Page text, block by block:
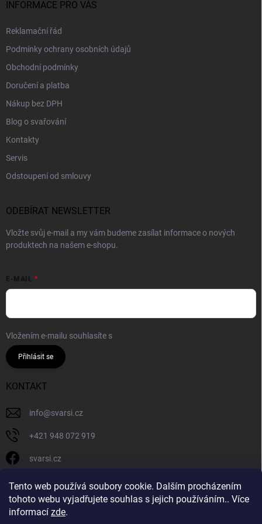
Tento web používá soubory cookie. Dalším procházením
tohoto webu vyjadřujete souhlas s jejich používáním.. Více
informací zde.
INFORMACE PRO VÁS
Reklamační řád
Podmínky ochrany osobních údajů
Obchodní podmínky
Doručení a platba
Nákup bez DPH
Blog o svařování
Kontakty
Servis
Odstoupení od smlouvy
ODEBÍRAT NEWSLETTER
Vložte svůj e-mail a my vám budeme zasílat informace o nových
produktech na našem e-shopu.
E-MAIL
Vložením e-mailu souhlasíte s
Přihlásit se
KONTAKT
info@svarsi.cz
+421 948 072 919
svarsi.cz
svarsi.cz